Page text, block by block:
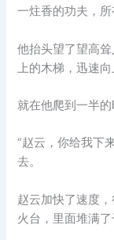
一炷香的功夫，所
他抬头望了望高
上的木梯，迅速向
就在他爬到一半的
“赵云，你给我下
去。
赵云加快了速度
火台，里面堆满了